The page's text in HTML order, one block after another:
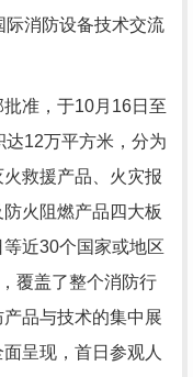
消防设备技术交流
准，于10月16日至
12万平方米，分为
救援产品、火灾报
火阻燃产品四大板
近30个国家或地区
覆盖了整个消防行
品与技术的集中展
呈现，首日参观人